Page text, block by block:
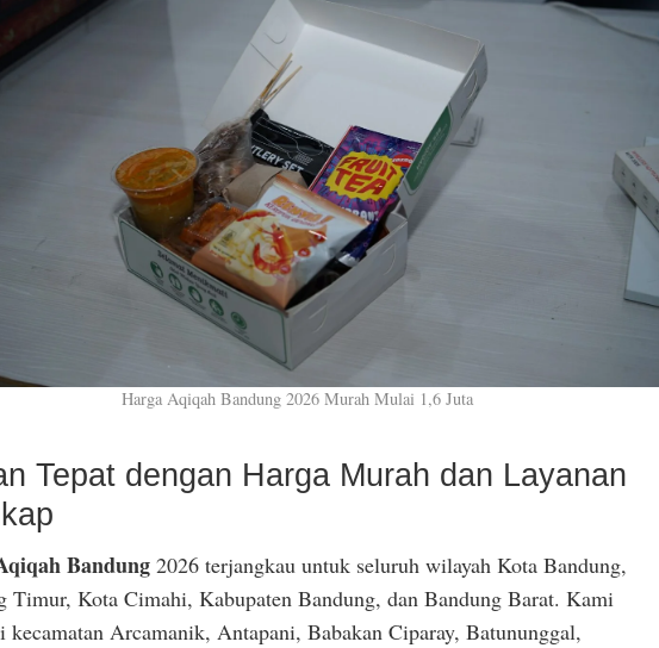
Harga Aqiqah Bandung 2026 Murah Mulai 1,6 Juta
Tepat dengan Harga Murah dan Layanan
Bandung2026 terjangkau untuk seluruh wilayah Kota Bandung,
Timur, Kota Cimahi, Kabupaten Bandung, dan Bandung Barat. Kami
kecamatan Arcamanik, Antapani, Babakan Ciparay, Batununggal,